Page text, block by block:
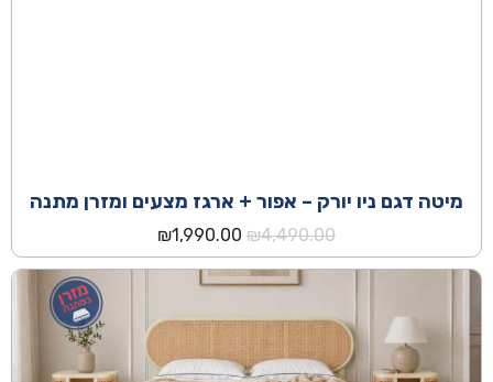
מיטה דגם ניו יורק – אפור + ארגז מצעים ומזרן מתנה
₪4,490.00
המחיר
המקורי
היה:
₪1,990.00
הנוכחי
הוא:
₪1,990.00.